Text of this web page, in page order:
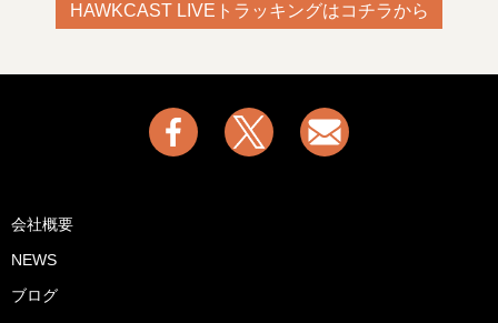
HAWKCAST LIVEトラッキングはコチラから
会社概要
NEWS
ブログ